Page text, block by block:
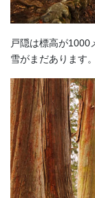
戸隠は標高が1000
雪がまだあります。